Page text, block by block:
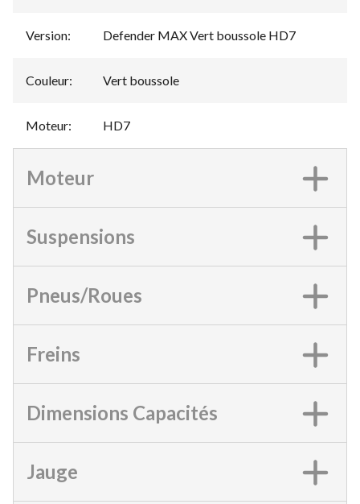
Version: Defender MAX Vert boussole HD7
Couleur: Vert boussole
Moteur: HD7
Moteur
Suspensions
Pneus/Roues
Freins
Dimensions Capacités
Jauge